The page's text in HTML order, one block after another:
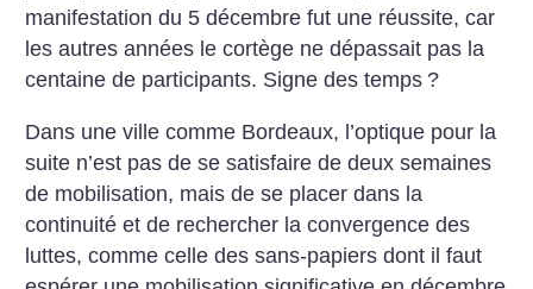
manifestation du 5 décembre fut une réussite, car
les autres années le cortège ne dépassait pas la
centaine de participants. Signe des temps ?
Dans une ville comme Bordeaux, l’optique pour la
suite n’est pas de se satisfaire de deux semaines
de mobilisation, mais de se placer dans la
continuité et de rechercher la convergence des
luttes, comme celle des sans-papiers dont il faut